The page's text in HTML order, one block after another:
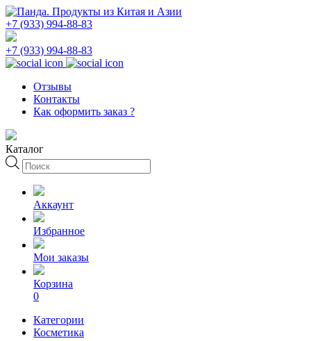
+7 (933) 994-88-83
+7 (933) 994-88-83
Отзывы
Контакты
Как оформить заказ ?
Каталог
Поиск
товаров
Аккаунт
Избранное
Мои заказы
Корзина
0
Категории
Косметика